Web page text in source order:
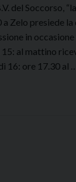
del Soccorso,
Zelo presiede
in
al mattino
16: ore 17.30 al …